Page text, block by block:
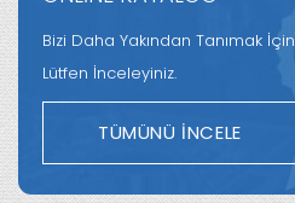
Bizi Daha Yakından Tanımak İçin
Lütfen İnceleyiniz.
TÜMÜNÜ İNCELE